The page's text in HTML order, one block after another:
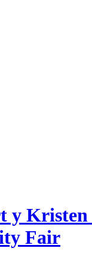
y
Fair